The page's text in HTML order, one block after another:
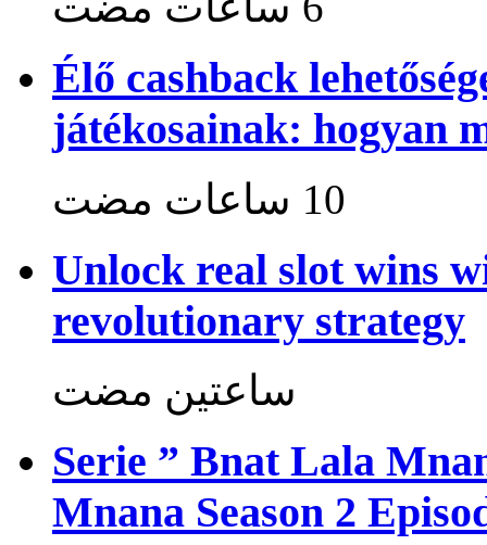
Élő cashback
játékosainak: hogyan
Unlock real slot wins
revolutionary strategy
‏ساعتين مضت
Serie ” Bnat Lala
Mnana Season 2